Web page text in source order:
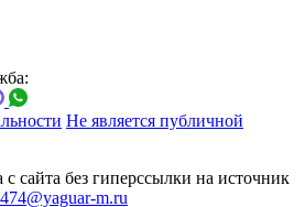
Не является публичной
сайта без гиперссылки на источник
m.ru